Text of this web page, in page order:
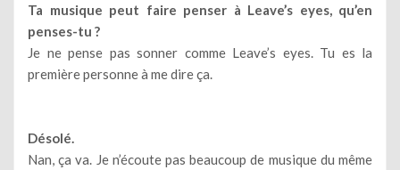
Ta musique peut faire penser à Leave’s eyes, qu’en
penses-tu ?
Je ne pense pas sonner comme Leave’s eyes. Tu es la
première personne à me dire ça.
Désolé.
Nan, ça va. Je n’écoute pas beaucoup de musique du même